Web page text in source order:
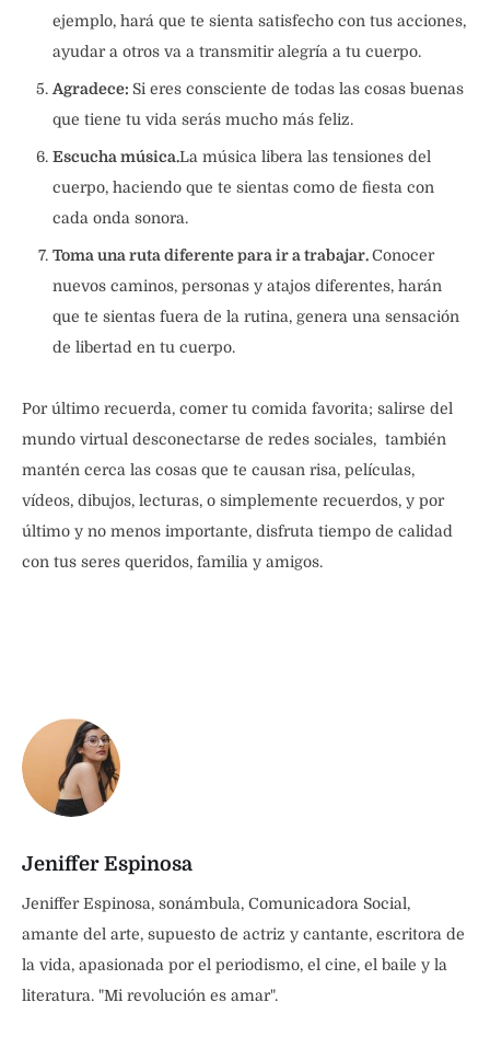
ejemplo, hará que te sienta satisfecho con tus acciones,
ayudar a otros va a transmitir alegría a tu cuerpo.
Agradece: Si eres consciente de todas las cosas buenas
que tiene tu vida serás mucho más feliz.
Escucha música.La música libera las tensiones del
cuerpo, haciendo que te sientas como de fiesta con
cada onda sonora.
Toma una ruta diferente para ir a trabajar.Conocer
nuevos caminos, personas y atajos diferentes, harán
que te sientas fuera de la rutina, genera una sensación
de libertad en tu cuerpo.
Por último recuerda, comer tu comida favorita; salirse del
mundo virtual desconectarse de redes sociales, también
mantén cerca las cosas que te causan risa, películas,
vídeos, dibujos, lecturas, o simplemente recuerdos, y por
último y no menos importante, disfruta tiempo de calidad
con tus seres queridos, familia y amigos.
Jeniffer Espinosa
Jeniffer Espinosa, sonámbula, Comunicadora Social,
amante del arte, supuesto de actriz y cantante, escritora de
la vida, apasionada por el periodismo, el cine, el baile y la
literatura. "Mi revolución es amar".